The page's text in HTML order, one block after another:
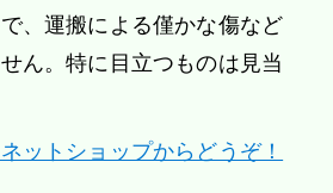
、運搬による僅かな傷など
ん。特に目立つものは見当
ットショップからどうぞ！